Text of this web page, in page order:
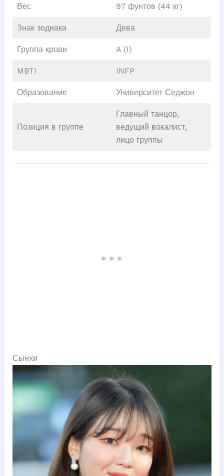
Вес 97 фунтов (44 кг)
Знак зодиака Дева
Группа крови A (I)
MBTI INFP
Образование Университет Седжон
Позиция в группе
Главный танцор,
ведущий вокалист,
лицо группы
Сынхи